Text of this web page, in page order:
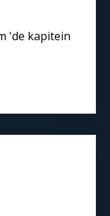
'de kapitein